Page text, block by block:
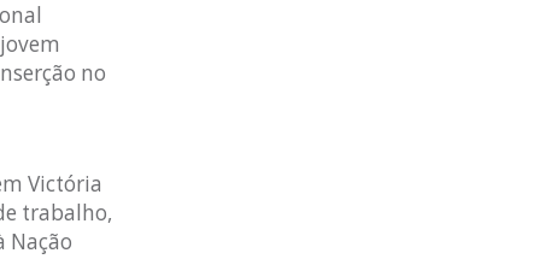
no
Victória
trabalho,
Nação